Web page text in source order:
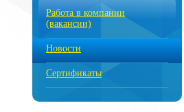
Работа в компании
(вакансии)
Новости
Сертификаты